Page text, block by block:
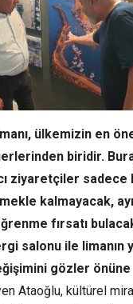
ülkemizin en
biridir.
ziyaretçiler sadece
kalmayacak,
fırsatı
salonu ile limanın
gözler önüne
Ataoğlu, kültürel